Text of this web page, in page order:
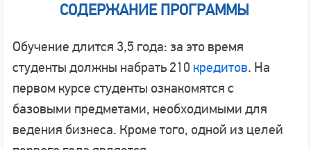
СОДЕРЖАНИЕ ПРОГРАММЫ
Обучение длится 3,5 года: за это время
студенты должны набрать 210 кредитов. На
первом курсе студенты ознакомятся с
базовыми предметами, необходимыми для
ведения бизнеса. Кроме того, одной из целей